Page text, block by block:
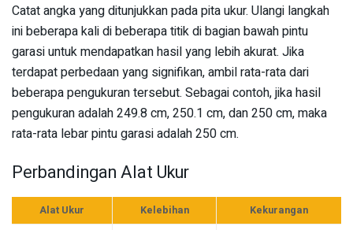
Catat angka yang ditunjukkan pada pita ukur. Ulangi langkah
ini beberapa kali di beberapa titik di bagian bawah pintu
garasi untuk mendapatkan hasil yang lebih akurat. Jika
terdapat perbedaan yang signifikan, ambil rata-rata dari
beberapa pengukuran tersebut. Sebagai contoh, jika hasil
pengukuran adalah 249.8 cm, 250.1 cm, dan 250 cm, maka
rata-rata lebar pintu garasi adalah 250 cm.
Perbandingan Alat Ukur
Alat Ukur Kelebihan
Kekurangan